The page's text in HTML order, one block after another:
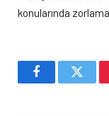
konularında
Facebook